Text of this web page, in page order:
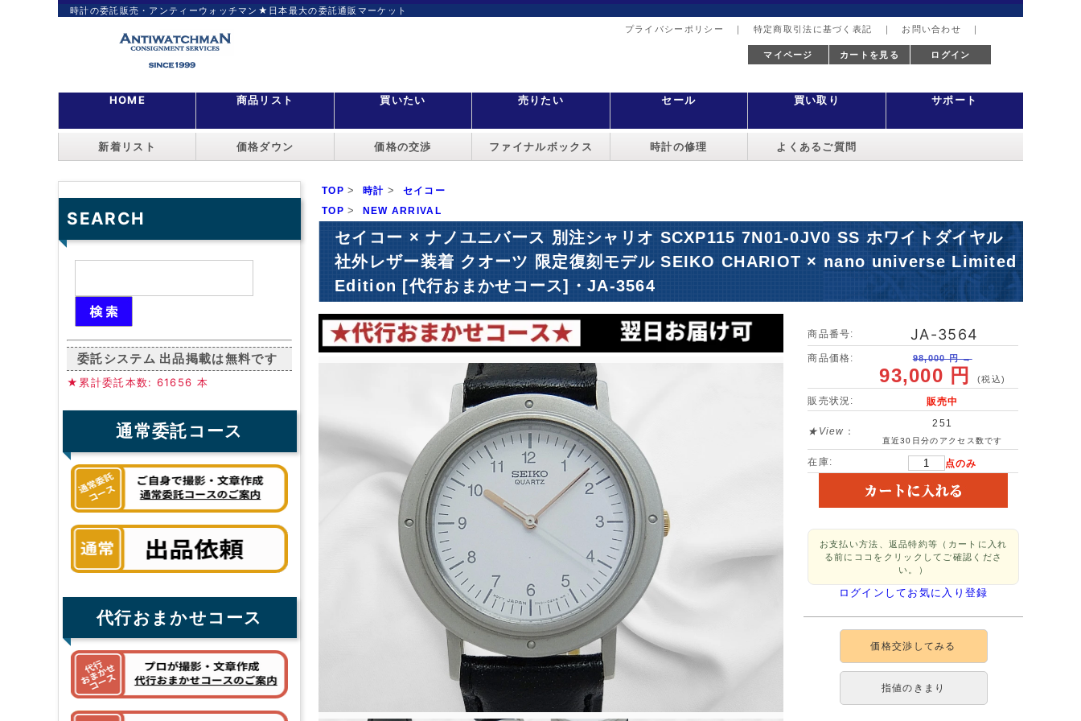
時計の委託販売・アンティーウォッチマン★日本最大の委託通販マーケット
プライバシーポリシー
｜ 特定商取引法に基づく表記 ｜ お問い合わせ ｜
ログイン
カートを見る
マイページ
HOME 商品リスト 買いたい 売りたい セール 買い取り サポート
新着リスト 価格ダウン 価格の交渉 ファイナルボックス 時計の修理 よくあるご質問
TOP > 時計 >
セイコー
TOP > NEW ARRIVAL
セイコー × ナノユニバース 別注シャリオ SCXP115 7N01-0JV0 SS ホワイトダイヤル
社外レザー装着 クオーツ 限定復刻モデル SEIKO CHARIOT × nano universe Limited
Edition [代行おまかせコース]・JA-3564
商品番号: JA-3564
商品価格: 98,000 円 →
93,000 円 (税込)
販売状況: 販売中
★View ：
251
直近30日分のアクセス数です
在庫: 点のみ
お支払い方法、返品特約等（カートに入れ
る前にココをクリックしてご確認くださ
い。）
ログインしてお気に入り登録
価格交渉してみる
指値のきまり
SEARCH
委託システム 出品掲載は無料です
★累計委託本数: 61656 本
通常委託コース
代行おまかせコース